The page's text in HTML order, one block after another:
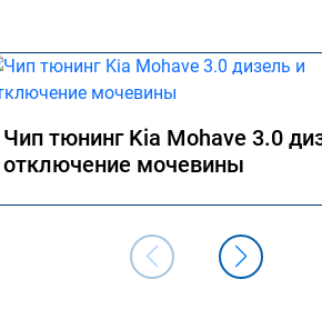
Чип тюнинг Kia Mohave 3.0
отключение мочевины